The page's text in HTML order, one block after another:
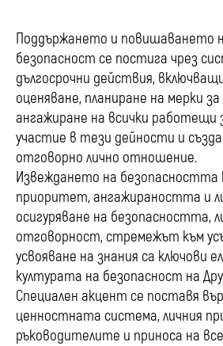
Поддържането и повишаването
безопасност се постига чрез
дългосрочни действия,
оценяване, планиране на мерки
ангажиране на всички работещи
участие в тези дейности и
отговорно лично отношение.
Извеждането на безопасността
приоритет, ангажираността и
осигуряване на безопасността,
отговорност, стремежът към
усвояване на знания са ключови
културата на безопасност на
Специален акцент се поставя
ценностната система, личния
ръководителите и приноса на